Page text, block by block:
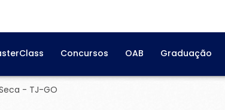
Concursos OAB Graduação
- TJ-GO